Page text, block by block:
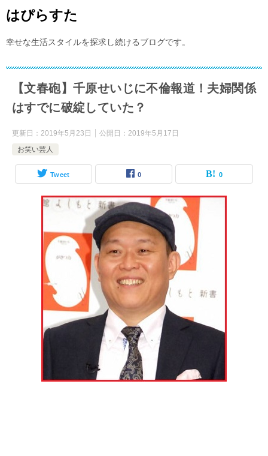
はぴらすた
幸せな生活スタイルを探求し続けるブログです。
【文春砲】千原せいじに不倫報道！夫婦関係
はすでに破綻していた？
更新日： 2019年5月23日 公開日： 2019年5月17日
お笑い芸人
Tweet 0 0